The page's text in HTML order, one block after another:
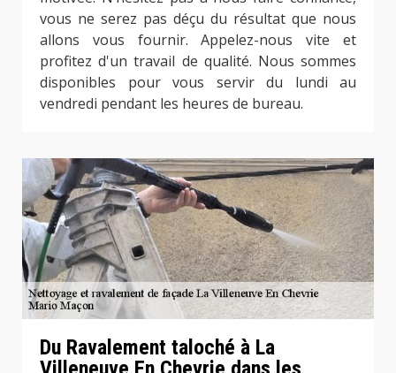
vous ne serez pas déçu du résultat que nous
allons vous fournir. Appelez-nous vite et
profitez d'un travail de qualité. Nous sommes
disponibles pour vous servir du lundi au
vendredi pendant les heures de bureau.
Du Ravalement taloché à La